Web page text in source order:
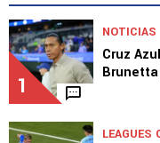
1
NOTICIAS
Cruz
LEAGUES